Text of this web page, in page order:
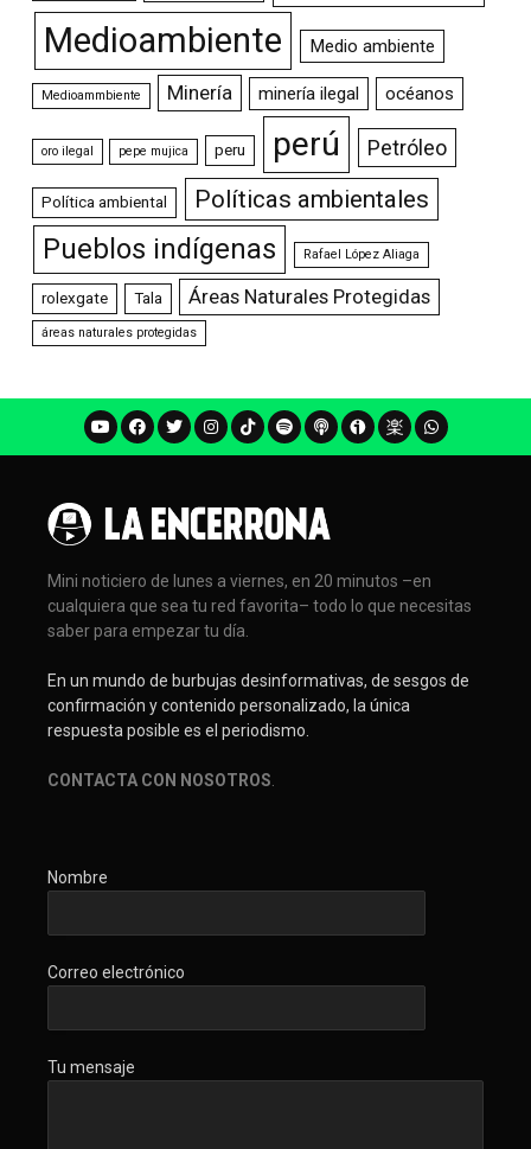
Medioambiente Medio ambiente
Medioammbiente Minería minería ilegal océanos
oro ilegal pepe mujica peru perú Petróleo
Política ambiental Políticas ambientales
Pueblos indígenas Rafael López Aliaga
rolexgate Tala Áreas Naturales Protegidas
áreas naturales protegidas
Mini noticiero de lunes a viernes, en 20 minutos –en
cualquiera que sea tu red favorita– todo lo que necesitas
saber para empezar tu día.
En un mundo de burbujas desinformativas, de sesgos de
confirmación y contenido personalizado, la única
respuesta posible es el periodismo.
CONTACTA CON NOSOTROS
Nombre
Correo electrónico
Tu mensaje